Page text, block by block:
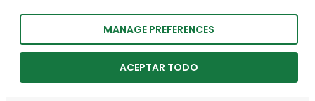
MANAGE PREFERENCES
ACEPTAR TODO